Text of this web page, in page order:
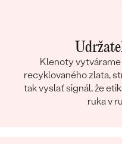
Klenoty
recyklovaného zlata,
tak vyslať signál, že
ruka v